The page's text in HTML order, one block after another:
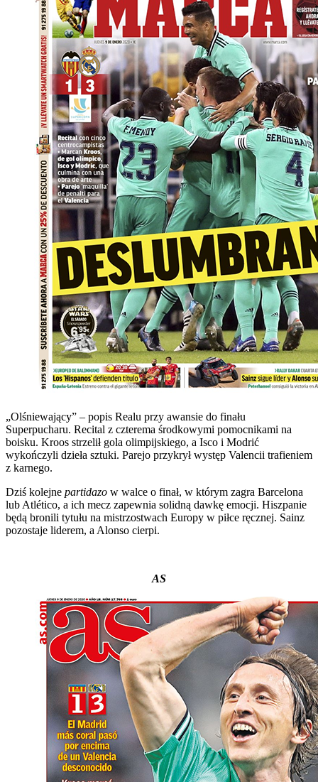
„Olśniewający” – popis Realu przy awansie do finału
Superpucharu. Recital z czterema środkowymi pomocnikami na
boisku. Kroos strzelił gola olimpijskiego, a Isco i Modrić
wykończyli dzieła sztuki. Parejo przykrył występ Valencii trafieniem
z karnego.
Dziś kolejne partidazo w walce o finał, w którym zagra Barcelona
lub Atlético, a ich mecz zapewnia solidną dawkę emocji. Hiszpanie
będą bronili tytułu na mistrzostwach Europy w piłce ręcznej. Sainz
pozostaje liderem, a Alonso cierpi.
AS